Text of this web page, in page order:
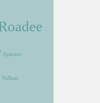
Spanien
Vulkan